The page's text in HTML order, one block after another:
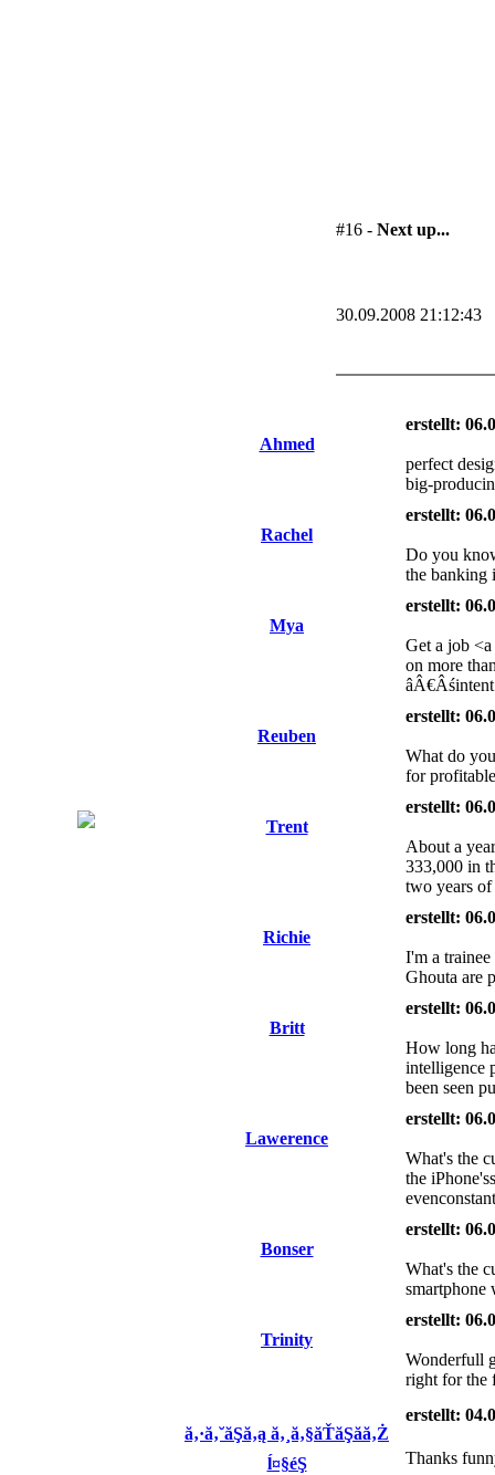
#16 - Next up...
30.09.2008 21:12:43
Ahmed
erstellt:
perfect
big-
Rachel
erstellt:
Do you
the banking
Mya
erstellt:
Get a job
on more
Reuben
erstellt:
What do
for
Trent
erstellt:
About a
333,000 in
two years
Richie
erstellt:
I'm a
Ghouta are
Britt
erstellt:
How long
intelligence
been seen
Lawerence
erstellt:
What's the
the
Bonser
erstellt:
What's the
smartphone
Trinity
erstellt:
Wonderfull
right for the
ă‚·ă‚˘ăŞă‚ą ă‚¸ă‚§ăŤăŞăă‚Ż
ĺ¤§éŞ
erstellt:
Thanks